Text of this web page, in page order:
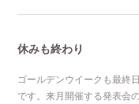
休みも終わり
ゴールデンウイークも最終
です。来月開催する発表会